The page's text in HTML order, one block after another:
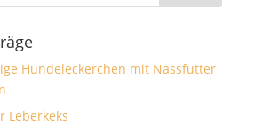
Hundeleckerchen mit Nassfutter
Leberkeks